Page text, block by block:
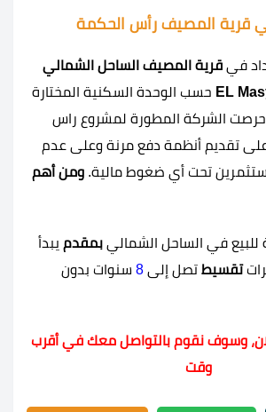
قرية المصيف رأس الحكمة
في قرية المصيف الساحل الشمالي
EL حسب الوحدة السكنية المختارة
وحرصت الشركة المطورة لمشروع راس
تقديم أنظمة دفع مرنة وعلى عدم
تحت أي ضغوط مالية. ومن أهم
في الساحل الشمالي بمقدم يبدأ
تقسيط تصل إلى 8 سنوات بدون
وسوف نقوم بالتواصل معك في أقرب
وقت